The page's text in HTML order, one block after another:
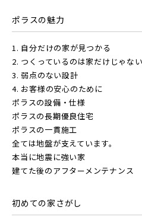
東武日光線
東武アーバンパークライン
東武東上本線
京成線
小学校ま
駅から
JR
JR京浜東北線
JR埼京線
JR川越線
地図から
テーマか
地域
すべて
ポラスの魅力
1. 自分だけの家が見つかる
2. つくっているのは家だけじゃない
3. 弱点のない設計
4. お客様の安心のために
ポラスの設備・仕様
ポラスの長期優良住宅
ポラスの一貫施工
全ては地盤が支えています。
本当に地震に強い家
建てた後のアフターメンテナンス
初めての家さがし